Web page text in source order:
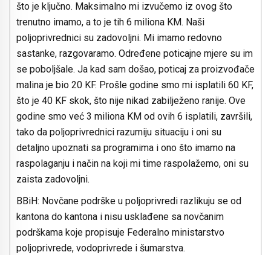
što je ključno. Maksimalno mi izvučemo iz ovog što
trenutno imamo, a to je tih 6 miliona KM. Naši
poljoprivrednici su zadovoljni. Mi imamo redovno
sastanke, razgovaramo. Određene poticajne mjere su im
se poboljšale. Ja kad sam došao, poticaj za proizvođače
malina je bio 20 KF. Prošle godine smo mi isplatili 60 KF,
što je 40 KF skok, što nije nikad zabilježeno ranije. Ove
godine smo već 3 miliona KM od ovih 6 isplatili, završili,
tako da poljoprivrednici razumiju situaciju i oni su
detaljno upoznati sa programima i ono što imamo na
raspolaganju i način na koji mi time raspolažemo, oni su
zaista zadovoljni.
BBiH: Novčane podrške u poljoprivredi razlikuju se od
kantona do kantona i nisu usklađene sa novčanim
podrškama koje propisuje Federalno ministarstvo
poljoprivrede, vodoprivrede i šumarstva.